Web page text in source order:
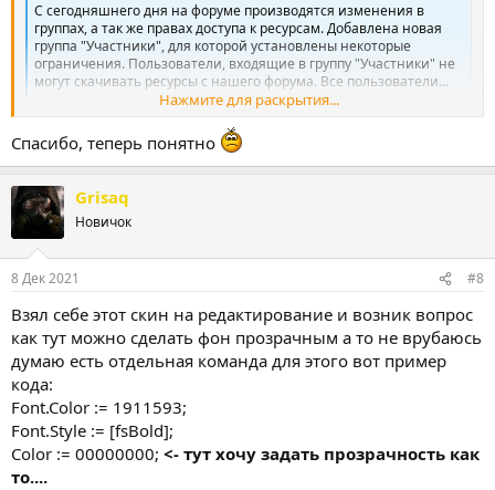
С сегодняшнего дня на форуме производятся изменения в
группах, а так же правах доступа к ресурсам. Добавлена новая
группа "Участники", для которой установлены некоторые
ограничения. Пользователи, входящие в группу "Участники" не
могут скачивать ресурсы с нашего форума. Все пользователи...
Нажмите для раскрытия...
Спасибо, теперь понятно
Grisaq
Новичок
8 Дек 2021 #8
Взял себе этот скин на редактирование и возник вопрос
как тут можно сделать фон прозрачным а то не врубаюсь
думаю есть отдельная команда для этого вот пример
кода:
Font.Color := 1911593;
Font.Style := [fsBold];
Color := 00000000; <- тут хочу задать прозрачность как
то....